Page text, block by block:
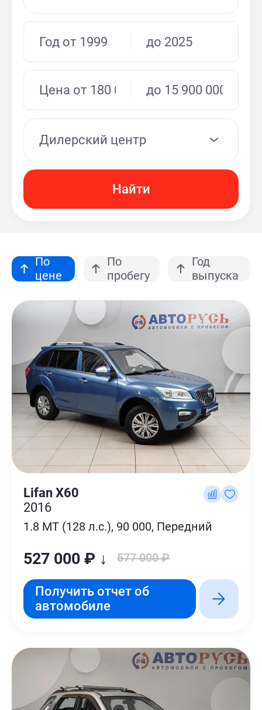
Дилерский центр
Найти
По
цене
По
пробегу
Год
выпуска
Lifan X60
2016
1.8 MT (128 л.с.), 90 000, Передний
527 000 ₽ ↓ 577 000 ₽
Получить отчет об
автомобиле